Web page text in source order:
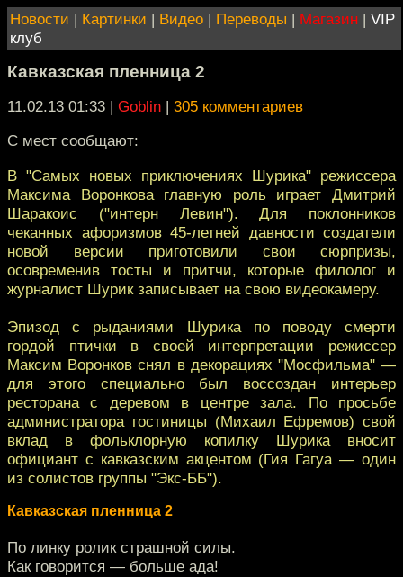
Новости | Картинки | Видео | Переводы | Магазин | VIP
клуб
Кавказская пленница 2
11.02.13 01:33 | Goblin | 305 комментариев
С мест сообщают:
В "Самых новых приключениях Шурика" режиссера
Максима Воронкова главную роль играет Дмитрий
Шаракоис ("интерн Левин"). Для поклонников
чеканных афоризмов 45-летней давности создатели
новой версии приготовили свои сюрпризы,
осовременив тосты и притчи, которые филолог и
журналист Шурик записывает на свою видеокамеру.
Эпизод с рыданиями Шурика по поводу смерти
гордой птички в своей интерпретации режиссер
Максим Воронков снял в декорациях "Мосфильма" —
для этого специально был воссоздан интерьер
ресторана с деревом в центре зала. По просьбе
администратора гостиницы (Михаил Ефремов) свой
вклад в фольклорную копилку Шурика вносит
официант с кавказским акцентом (Гия Гагуа — один
из солистов группы "Экс-ББ").
Кавказская пленница 2
По линку ролик страшной силы.
Как говорится — больше ада!